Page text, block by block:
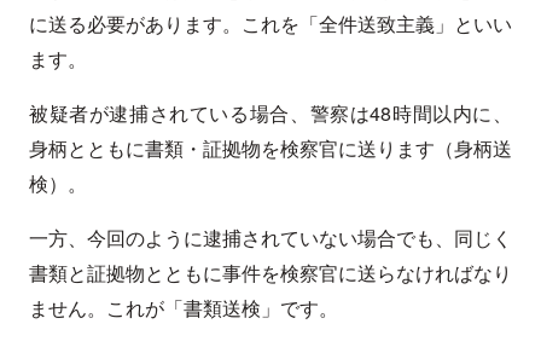
に送る必要があります。これを「全件送致主義」といい
ます。
被疑者が逮捕されている場合、警察は48時間以内に、
身柄とともに書類・証拠物を検察官に送ります（身柄送
検）。
一方、今回のように逮捕されていない場合でも、同じく
書類と証拠物とともに事件を検察官に送らなければなり
ません。これが「書類送検」です。